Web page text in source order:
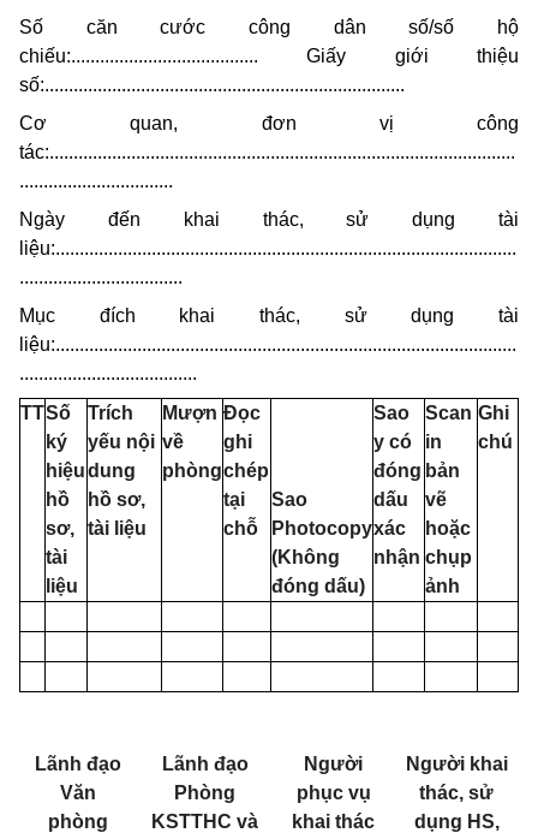
Số căn cước công dân số/số hộ
chiếu:.......................................Giấy giới thiệu
số:...........................................................................
Cơ quan, đơn vị công
tác:.................................................................................................
................................
Ngày đến khai thác, sử dụng tài
liệu:................................................................................................
..................................
Mục đích khai thác, sử dụng tài
liệu:................................................................................................
.....................................
TTSố
ký
hiệu
hồ
sơ,
tài
liệu
Trích
yếu nội
dung
hồ sơ,
tài liệu
Mượn
về
phòng
Đọc
ghi
chép
tại
chỗ
Sao
Photocopy
(Không
đóng dấu)
Sao
y có
đóng
dấu
xác
nhận
Scan
in
bản
vẽ
hoặc
chụp
ảnh
Ghi
chú
Lãnh đạo
Văn
phòng
Lãnh đạo
Phòng
KSTTHC và
Người
phục vụ
khai thác
Người khai
thác, sử
dụng HS,